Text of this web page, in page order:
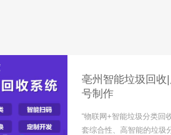
亳州智能垃圾回收
号制作
“物联网+智能垃圾分类回
套综合性、高智能的垃圾